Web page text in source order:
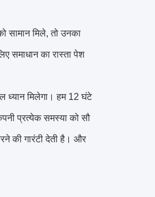
सामान मिले, तो उनका
समाधान का रास्ता पेश
ध्यान मिलेगा। हम 12 घंटे
प्रत्येक समस्या को सौ
की गारंटी देती है। और